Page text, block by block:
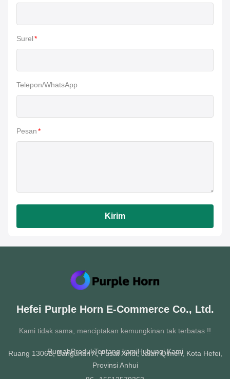
Surel*
Telepon/WhatsApp
Pesan*
Kirim
Hefei Purple Horn E-Commerce Co., Ltd.
Kami tidak sama, menciptakan kemungkinan tak terbatas !!
RumahProdukTentang kamiHubungi Kami
Ruang 1306B, Bangunan A, Pusat Xindi, Jalan Qimen, Kota Hefei,
Provinsi Anhui